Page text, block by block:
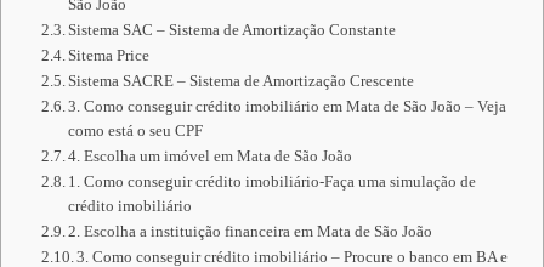
São João
Sistema SAC – Sistema de Amortização Constante
Sitema Price
Sistema SACRE – Sistema de Amortização Crescente
3. Como conseguir crédito imobiliário em Mata de São João – Veja
como está o seu CPF
4. Escolha um imóvel em Mata de São João
1. Como conseguir crédito imobiliário-Faça uma simulação de
crédito imobiliário
2. Escolha a instituição financeira em Mata de São João
3. Como conseguir crédito imobiliário – Procure o banco em BA e